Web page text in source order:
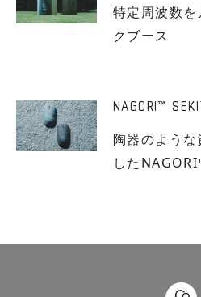
特定周波数
クブース
NAGORI™
陶器のよう
した